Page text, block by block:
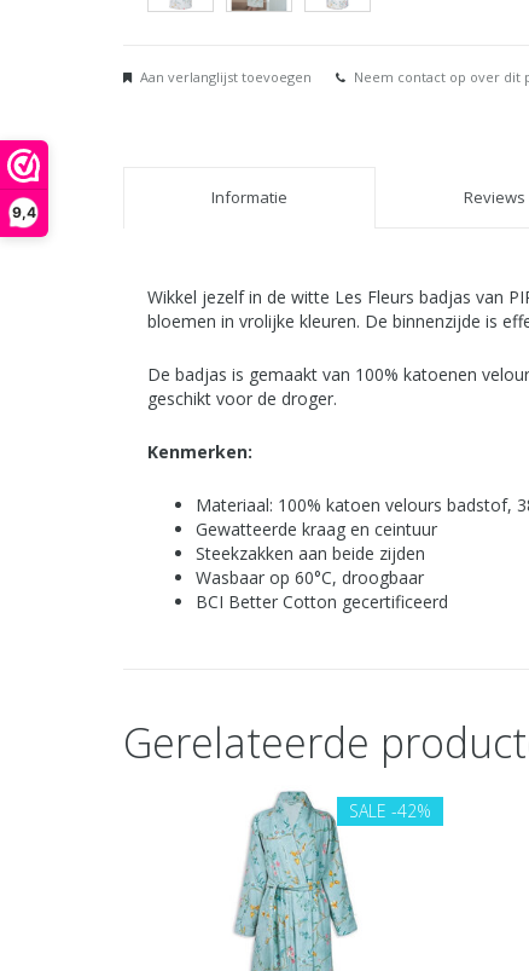
9,4
Aan verlanglijst toevoegen Neem contact op over dit
Informatie Reviews
Wikkel jezelf in de witte Les Fleurs badjas van
bloemen in vrolijke kleuren. De binnenzijde is
De badjas is gemaakt van 100% katoenen
geschikt voor de droger.
Kenmerken:
Materiaal: 100% katoen velours badstof,
Gewatteerde kraag en ceintuur
Steekzakken aan beide zijden
Wasbaar op 60°C, droogbaar
BCI Better Cotton gecertificeerd
Gerelateerde
SALE -42%